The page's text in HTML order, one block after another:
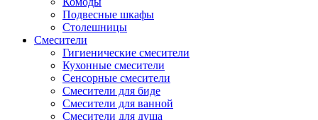
Подвесные шкафы
Столешницы
Смесители
Гигиенические смесители
Кухонные смесители
Сенсорные смесители
Смесители для биде
Смесители для ванной
Смесители для душа